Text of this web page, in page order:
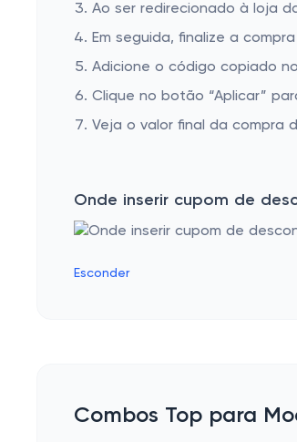
Ao ser redirecionado à loja
Em seguida, finalize a
Adicione o código copiado
Clique no botão “Aplicar”
Veja o valor final da compra
Onde inserir cupom de
Esconder
Combos Top para